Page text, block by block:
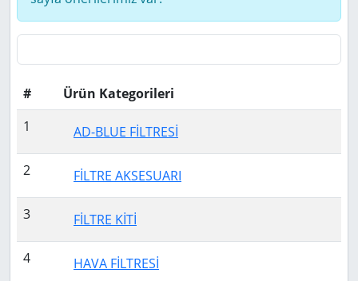
#
Ürün Kategorileri
1
AD-BLUE FİLTRESİ
2 FİLTRE AKSESUARI
3 FİLTRE KİTİ
4 HAVA FİLTRESİ